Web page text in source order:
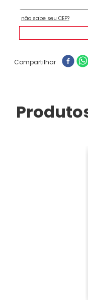
Compartilhar